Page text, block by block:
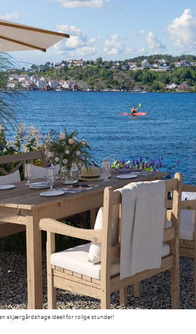
skjærgårdshage ideell for rolige stunder!